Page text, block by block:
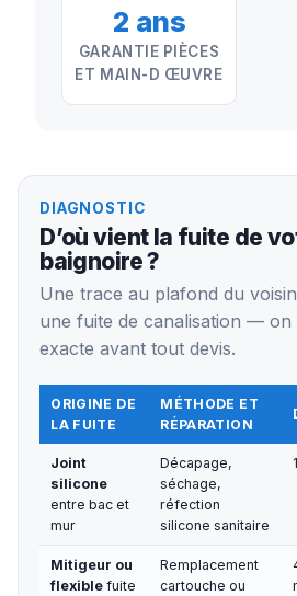
2 ans
GARANTIE PIÈCES
ET MAIN-D ŒUVRE
DIAGNOSTIC
D’où vient la fuite de
baignoire ?
Une trace au plafond du
une fuite de canalisation — on
exacte avant tout devis.
ORIGINE DE
LA FUITE
MÉTHODE ET
RÉPARATION
Joint
silicone
entre bac et
mur
Décapage,
séchage,
réfection
silicone sanitaire
Mitigeur ou
flexible fuite
Remplacement
cartouche ou